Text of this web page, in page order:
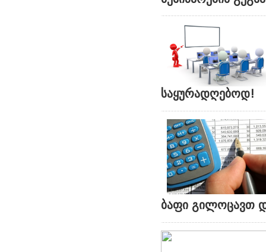
საყურადღებოდ!
ბაფი გილოცავთ